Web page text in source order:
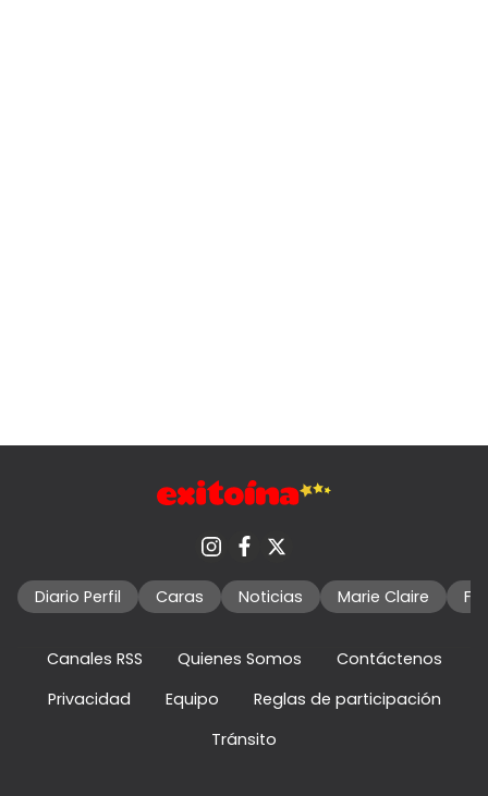
Diario Perfil Caras Noticias Marie Claire
Canales RSS Quienes Somos
Contáctenos
Privacidad
Equipo
Reglas de participación
Tránsito